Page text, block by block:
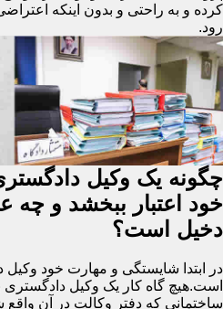
کرده و به راحتی و بدون اینکه
رود.
چگونه یک وکیل
خود اعتبار ببخشد و چه
دخیل است؟
در ابتدا شایستگی و مهارت خود وکیل
است.هیچ گاه کار یک وکیل دادگستری
ساختمانی که دفتر وکالت در آن